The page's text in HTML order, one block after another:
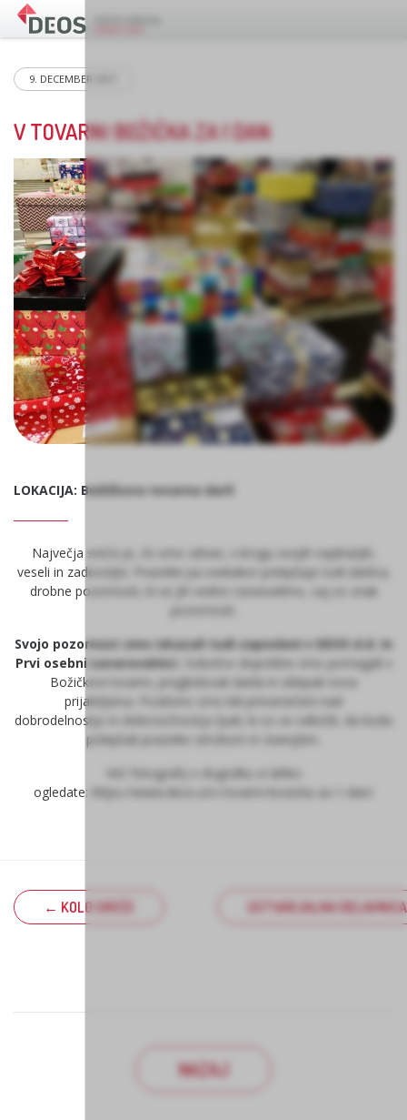
9. DECEMBER 2017
V TOVARNI BOŽIČKA ZA 1 DAN
LOKACIJA: Božičkova tovarna daril
Največja sreča je, če smo zdravi, v krogu svojih najdražjih,
veseli in zadovoljni. Praznike pa vsekakor polepšajo tudi darilca,
drobne pozornosti, ki se jih vedno razveselimo, saj so znak
pozornosti.
Svojo pozornost smo izkazali tudi zaposleni v DEOS d.d. in
Prvi osebni zavarovalnici.
Sobotno dopoldne smo pomagali v
Božičkovi tovarni, pregledovali darila in sklepali nova
prijateljstva. Pozitivno smo bili presenečeni nad
dobrodelnostjo in dobrosrčnostjo ljudi, ki so se odločili, da bodo
polepšali praznike otrokom in starejšim.
Več fotografij o dogodku si lahko
ogledate: https://www.deos.si/v-tovarni-bozicka-za-1-dan/
← KOLO SREČE USTVARJALNA
NAZAJ